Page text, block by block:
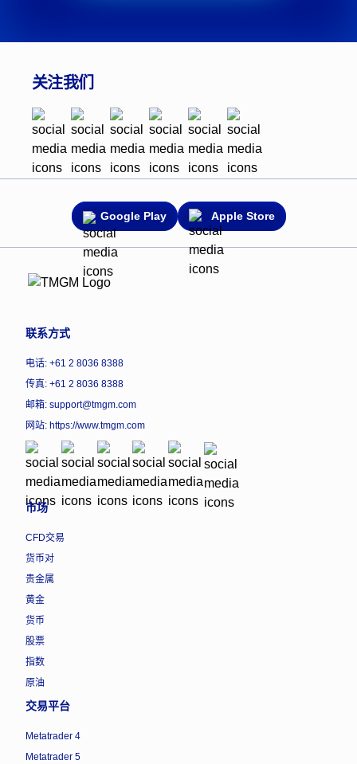
关注我们
Google Play Apple Store
联系方式
电话: +61 2 8036 8388
传真: +61 2 8036 8388
邮箱: support@tmgm.com
网站: https://www.tmgm.com
市场
CFD交易
货币对
贵金属
黄金
货币
股票
指数
原油
交易平台
Metatrader 4
Metatrader 5